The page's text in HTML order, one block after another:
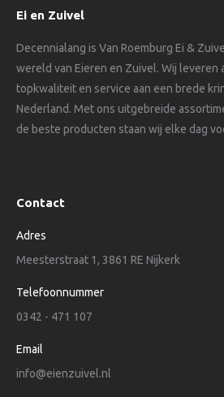
Ei en Zuivel
Decennialang is Van Roemburg Ei &
wereld van Eieren en Zuivel. Wij leveren
topkwaliteit en service aan een brede
Nederland. Met ons uitgebreide
de beste producten staan wij elke dag
Contact
Adres
Meesterstraat 1, 3861 RE Nijkerk
Telefoonnummer
0342 - 471 107
Email
info@eienzuivel.nl